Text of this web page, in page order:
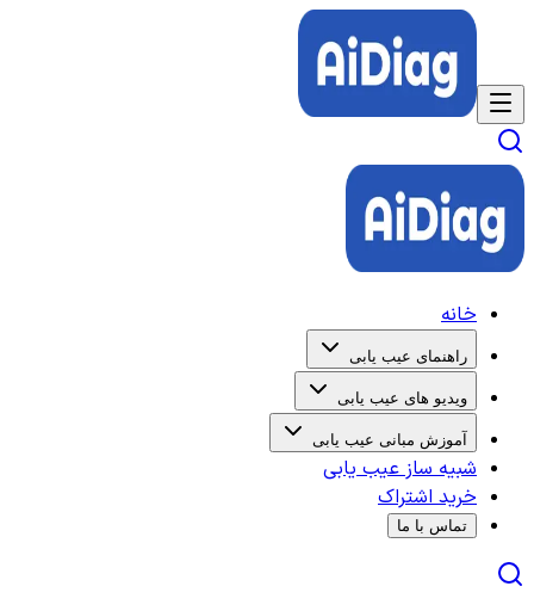
خانه
راهنمای عیب یابی
ویدیو های عیب یابی
آموزش مبانی عیب یابی
شبیه ساز عیب یابی
خرید اشتراک
تماس با ما